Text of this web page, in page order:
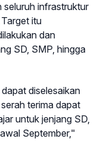
seluruh infrastruktur
itu
dan
SD, SMP, hingga
diselesaikan
terima dapat
untuk jenjang SD,
September,"